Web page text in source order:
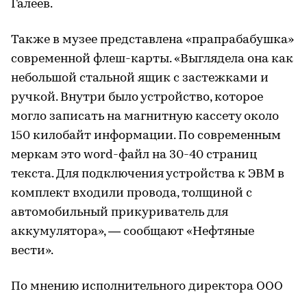
Галеев.
Также в музее представлена «прапрабабушка»
современной флеш-карты. «Выглядела она как
небольшой стальной ящик с застежками и
ручкой. Внутри было устройство, которое
могло записать на магнитную кассету около
150 килобайт информации. По современным
меркам это word-файл на 30-40 страниц
текста. Для подключения устройства к ЭВМ в
комплект входили провода, толщиной с
автомобильный прикуриватель для
аккумулятора», — сообщают «Нефтяные
вести».
По мнению исполнительного директора ООО